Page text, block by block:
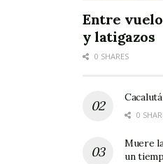
Entre
y latigazos
0 SHARES
0
Muere
un